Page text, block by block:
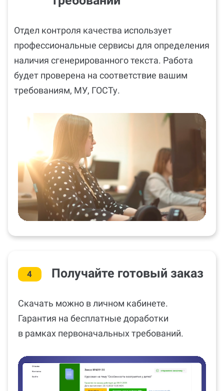
Отдел контроля качества использует
профессиональные сервисы для определения
наличия сгенерированного текста. Работа
будет проверена на соответствие вашим
требованиям, МУ, ГОСТу.
4 Получайте готовый заказ
Скачать можно в личном кабинете.
Гарантия на бесплатные доработки
в рамках первоначальных требований.